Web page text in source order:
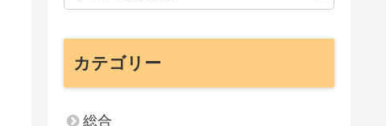
カテゴリー
総合